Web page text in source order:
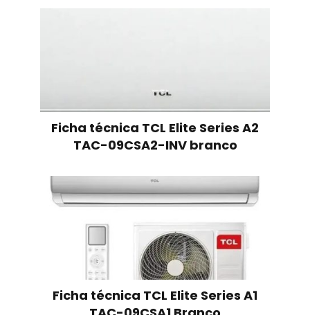
Ficha técnica TCL Elite Series A2
TAC-09CSA2-INV branco
Ficha técnica TCL Elite Series A1